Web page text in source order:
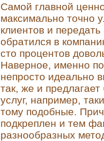
Самой главной
максимально точно
клиентов и
обратился в
сто процентов
Наверное, именно
непросто идеально
так, же и
услуг, например,
тому подобные.
подкреплен и тем
разнообразных